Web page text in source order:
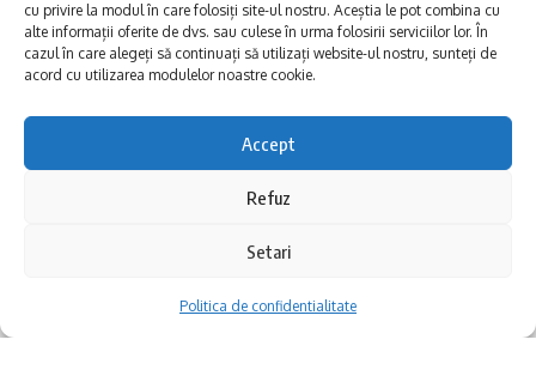
cu privire la modul în care folosiți site-ul nostru. Aceștia le pot combina cu
alte informații oferite de dvs. sau culese în urma folosirii serviciilor lor. În
cazul în care alegeți să continuați să utilizați website-ul nostru, sunteți de
acord cu utilizarea modulelor noastre cookie.
Accept
Refuz
Setari
Politica de confidentialitate
E xplorăm Dobrogea,
Explorăm valorile locale:
Deltă, Litoral, cele mai mari
lacuri, cele mai vechi orașe,
multe etnii, CELE MAI
Afaceri și meșteșuguri
Actualitate
La Drum cu Ada